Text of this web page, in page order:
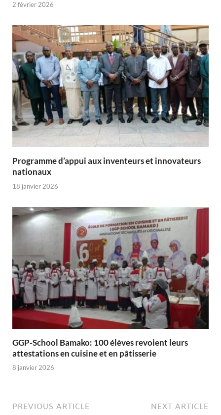
2 février 2026
Programme d’appui aux inventeurs et innovateurs
nationaux
18 janvier 2026
GGP-School Bamako: 100 élèves revoient leurs
attestations en cuisine et en pâtisserie
8 janvier 2026
PREVIOUS ARTICLE NEXT ARTICLE